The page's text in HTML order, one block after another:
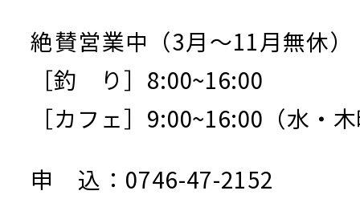
絶賛営業中（3月～11月無休）
［釣 り］8:00~16:00
［カフェ］9:00~16:00（水・
申 込：0746-47-2152